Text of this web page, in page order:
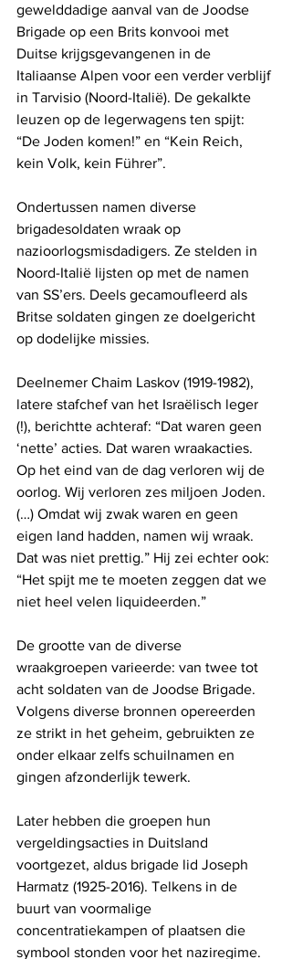
gewelddadige aanval van de Joodse
Brigade op een Brits konvooi met
Duitse krijgsgevangenen in de
Italiaanse Alpen voor een verder verblijf
in Tarvisio (Noord-Italië). De gekalkte
leuzen op de legerwagens ten spijt:
“De Joden komen!” en “Kein Reich,
kein Volk, kein Führer”.
Ondertussen namen diverse
brigadesoldaten wraak op
nazioorlogsmisdadigers. Ze stelden in
Noord-Italië lijsten op met de namen
van SS’ers. Deels gecamoufleerd als
Britse soldaten gingen ze doelgericht
op dodelijke missies.
Deelnemer Chaim Laskov (1919-1982),
latere stafchef van het Israëlisch leger
(!), berichtte achteraf: “Dat waren geen
‘nette’ acties. Dat waren wraakacties.
Op het eind van de dag verloren wij de
oorlog. Wij verloren zes miljoen Joden.
(…) Omdat wij zwak waren en geen
eigen land hadden, namen wij wraak.
Dat was niet prettig.” Hij zei echter ook:
“Het spijt me te moeten zeggen dat we
niet heel velen liquideerden.”
De grootte van de diverse
wraakgroepen varieerde: van twee tot
acht soldaten van de Joodse Brigade.
Volgens diverse bronnen opereerden
ze strikt in het geheim, gebruikten ze
onder elkaar zelfs schuilnamen en
gingen afzonderlijk tewerk.
Later hebben die groepen hun
vergeldingsacties in Duitsland
voortgezet, aldus brigade lid Joseph
Harmatz (1925-2016). Telkens in de
buurt van voormalige
concentratiekampen of plaatsen die
symbool stonden voor het naziregime.